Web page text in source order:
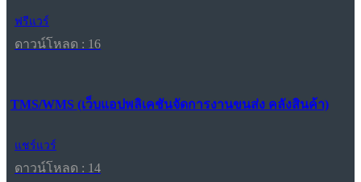
ฟรีแวร์
ดาวน์โหลด : 16
TMS/WMS (เว็บแอปพลิเคชันจัดการงานขนส่ง คลังสินค้า)
แชร์แวร์
ดาวน์โหลด : 14